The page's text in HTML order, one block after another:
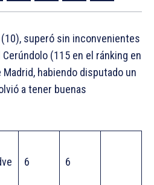
superó sin inconvenientes
(115 en el ránking en
habiendo disputado un
a tener buenas
6 6